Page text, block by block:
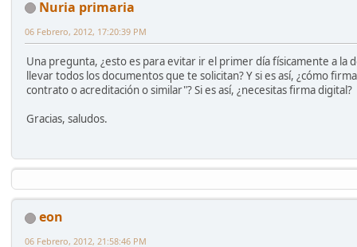
Nuria primaria
06 Febrero, 2012, 17:20:39 PM
Una pregunta, ¿esto es para evitar ir el primer día físicamente a la
llevar todos los documentos que te solicitan? Y si es así, ¿cómo
contrato o acreditación o similar"? Si es así, ¿necesitas firma digital?
Gracias, saludos.
eon
06 Febrero, 2012, 21:58:46 PM